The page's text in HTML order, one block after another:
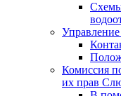
Управление
Комиссия
их прав